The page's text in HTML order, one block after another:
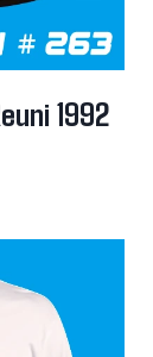
1992